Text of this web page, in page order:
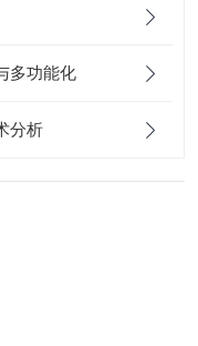
多功能化
分析